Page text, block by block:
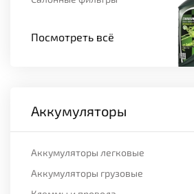
Посмотреть всё
Аккумуляторы
Аккумуляторы легковые
Аккумуляторы грузовые